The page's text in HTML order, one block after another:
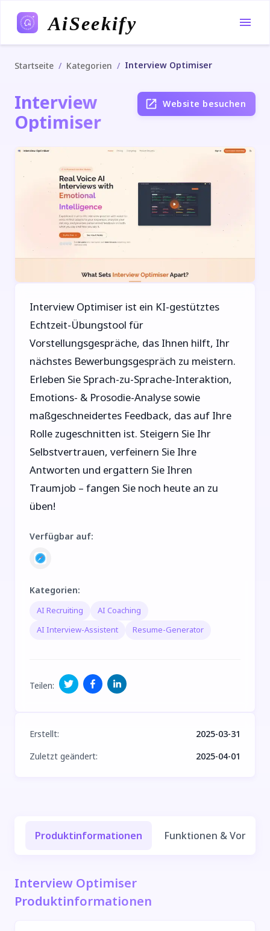
AiSeekify
Startseite / Kategorien / Interview Optimiser
Interview
Optimiser
Website besuchen
Interview Optimiser ist ein KI-gestütztes
Echtzeit-Übungstool für
Vorstellungsgespräche, das Ihnen hilft, Ihr
nächstes Bewerbungsgespräch zu meistern.
Erleben Sie Sprach-zu-Sprache-Interaktion,
Emotions- & Prosodie-Analyse sowie
maßgeschneidertes Feedback, das auf Ihre
Rolle zugeschnitten ist. Steigern Sie Ihr
Selbstvertrauen, verfeinern Sie Ihre
Antworten und ergattern Sie Ihren
Traumjob – fangen Sie noch heute an zu
üben!
Verfügbar auf:
Kategorien:
AI Recruiting
AI Coaching
AI Interview-Assistent
Resume-Generator
Teilen:
Erstellt:
2025-03-31
Zuletzt geändert: 2025-04-01
Produktinformationen Funktionen & Vorteile
Interview Optimiser
Produktinformationen